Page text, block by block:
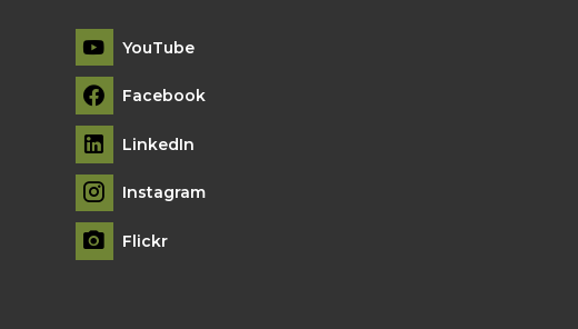
YouTube
Facebook
LinkedIn
Instagram
Flickr